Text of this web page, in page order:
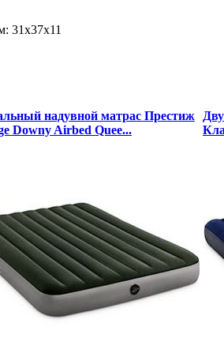
31х37х11
надувной матрас Престиж
Downy Airbed Quee...